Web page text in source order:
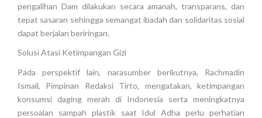
pengalihan Dam dilakukan secara amanah, transparans, dan
tepat sasaran sehingga semangat ibadah dan solidaritas sosial
dapat berjalan beriringan.
Solusi Atasi Ketimpangan Gizi
Pada perspektif lain, narasumber berikutnya, Rachmadin
Ismail, Pimpinan Redaksi Tirto, mengatakan, ketimpangan
konsumsi daging merah di Indonesia serta meningkatnya
persoalan sampah plastik saat Idul Adha perlu perhatian